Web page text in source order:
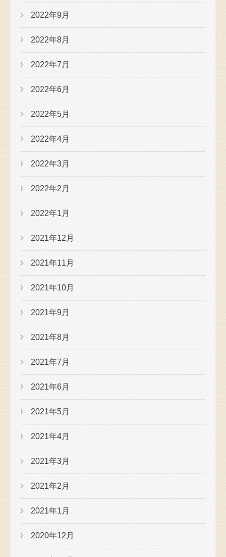
2022年9月
2022年8月
2022年7月
2022年6月
2022年5月
2022年4月
2022年3月
2022年2月
2022年1月
2021年12月
2021年11月
2021年10月
2021年9月
2021年8月
2021年7月
2021年6月
2021年5月
2021年4月
2021年3月
2021年2月
2021年1月
2020年12月